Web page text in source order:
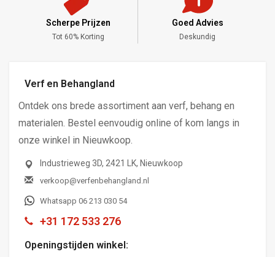
Scherpe Prijzen
Tot 60% Korting
Goed Advies
Deskundig
Verf en Behangland
Ontdek ons brede assortiment aan verf, behang en
materialen. Bestel eenvoudig online of kom langs in
onze winkel in Nieuwkoop.
Industrieweg 3D, 2421 LK, Nieuwkoop
verkoop@verfenbehangland.nl
Whatsapp 06 213 030 54
+31 172 533 276
Openingstijden winkel: